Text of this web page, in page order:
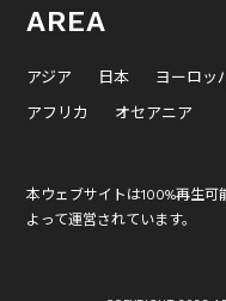
AREA
アジア 日本 ヨーロッ
アフリカ
オセアニア
本ウェブサイトは100%再生可
よって運営されています。